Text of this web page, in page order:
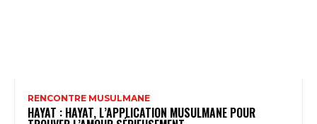
RENCONTRE MUSULMANE
HAYAT : HAYAT, L’APPLICATION MUSULMANE POUR